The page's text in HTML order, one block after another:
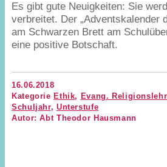
Es gibt gute Neuigkeiten: Sie
verbreitet. Der„Adventskalender
am Schwarzen Brett am
eine positive Botschaft.
16.06.2018
Kategorie Ethik, Evang.
Schuljahr, Unterstufe
Autor: Abt Theodor Hausmann